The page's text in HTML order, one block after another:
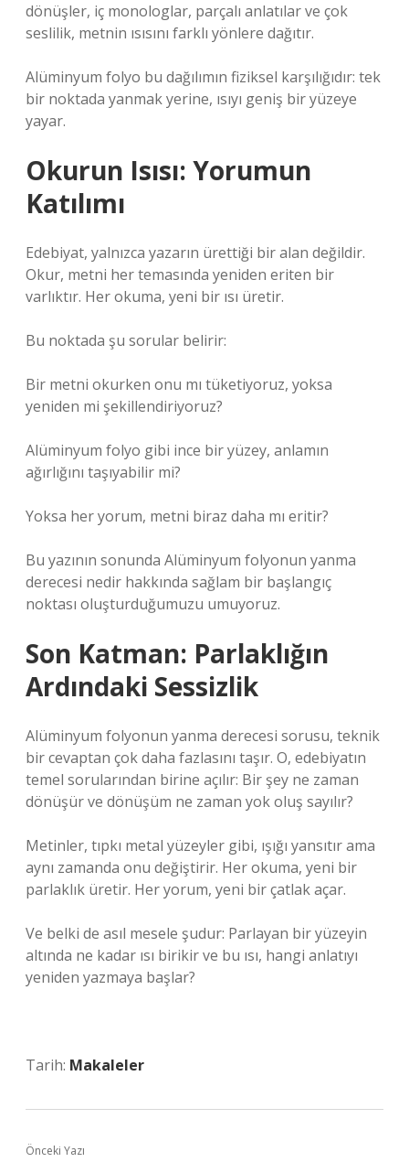
dönüşler, iç monologlar, parçalı anlatılar ve çok
seslilik, metnin ısısını farklı yönlere dağıtır.
Alüminyum folyo bu dağılımın fiziksel karşılığıdır: tek
bir noktada yanmak yerine, ısıyı geniş bir yüzeye
yayar.
Okurun Isısı: Yorumun
Katılımı
Edebiyat, yalnızca yazarın ürettiği bir alan değildir.
Okur, metni her temasında yeniden eriten bir
varlıktır. Her okuma, yeni bir ısı üretir.
Bu noktada şu sorular belirir:
Bir metni okurken onu mı tüketiyoruz, yoksa
yeniden mi şekillendiriyoruz?
Alüminyum folyo gibi ince bir yüzey, anlamın
ağırlığını taşıyabilir mi?
Yoksa her yorum, metni biraz daha mı eritir?
Bu yazının sonunda Alüminyum folyonun yanma
derecesi nedir hakkında sağlam bir başlangıç
noktası oluşturduğumuzu umuyoruz.
Son Katman: Parlaklığın
Ardındaki Sessizlik
Alüminyum folyonun yanma derecesi sorusu, teknik
bir cevaptan çok daha fazlasını taşır. O, edebiyatın
temel sorularından birine açılır: Bir şey ne zaman
dönüşür ve dönüşüm ne zaman yok oluş sayılır?
Metinler, tıpkı metal yüzeyler gibi, ışığı yansıtır ama
aynı zamanda onu değiştirir. Her okuma, yeni bir
parlaklık üretir. Her yorum, yeni bir çatlak açar.
Ve belki de asıl mesele şudur: Parlayan bir yüzeyin
altında ne kadar ısı birikir ve bu ısı, hangi anlatıyı
yeniden yazmaya başlar?
Tarih: Makaleler
Önceki Yazı